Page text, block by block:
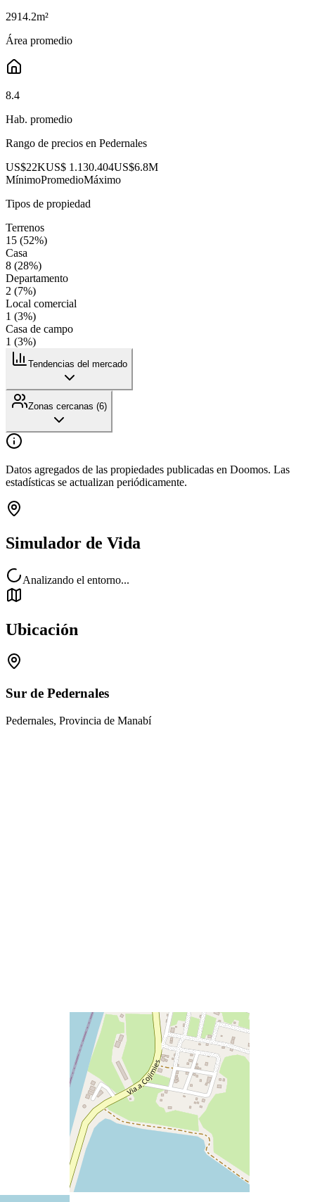
2914.2m²
Área promedio
8.4
Hab. promedio
Rango de precios en Pedernales
US$22KUS$ 1.130.404US$6.8M
MínimoPromedioMáximo
Tipos de propiedad
Terrenos
15 (52%)
Casa
8 (28%)
Departamento
2 (7%)
Local comercial
1 (3%)
Casa de campo
1 (3%)
Tendencias del mercado
Zonas cercanas (6)
Datos agregados de las propiedades publicadas en Doomos. Las
estadísticas se actualizan periódicamente.
Simulador de Vida
Analizando el entorno...
Ubicación
Sur de Pedernales
Pedernales, Provincia de Manabí